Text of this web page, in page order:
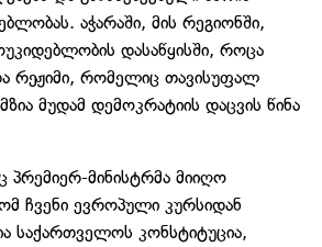
აჭარაში, მის რეგიონში,
დასაწყისში, როცა
რეჟიმი, რომელიც თავისუფალ
მუდამ დემოკრატიის დაცვის წინა
მინისტრმა მიიღო
ჩვენი ევროპული კურსიდან
საქართველოს კონსტიტუცია,